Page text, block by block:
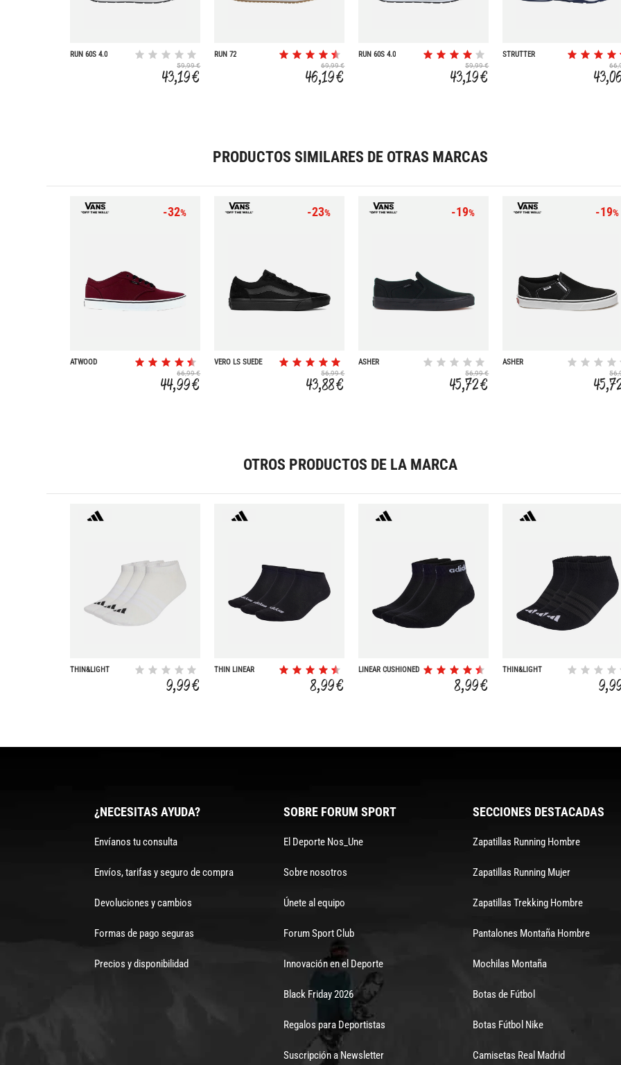
RUN 60S 4.0
59,99 €
43,19 €
RUN 72
69,99 €
46,19 €
RUN 60S 4.0
59,99 €
43,19 €
STRUTTER
PRODUCTOS SIMILARES DE OTRAS MARCAS
-32%
ATWOOD
66,99 €
44,99 €
-23%
VERO LS SUEDE
56,99 €
43,88 €
-19%
ASHER
56,99 €
45,72 €
-19%
ASHER
OTROS PRODUCTOS DE LA MARCA
THIN&LIGHT
9,99 €
THIN LINEAR
8,99 €
LINEAR CUSHIONED
8,99 €
THIN&LIGHT
¿NECESITAS AYUDA?
Envíanos tu consulta
Envíos, tarifas y seguro de compra
Devoluciones y cambios
Formas de pago seguras
Precios y disponibilidad
SOBRE FORUM SPORT
El Deporte Nos_Une
Sobre nosotros
Únete al equipo
Forum Sport Club
Innovación en el Deporte
Black Friday 2026
Regalos para Deportistas
Suscripción a Newsletter
SECCIONES DESTACADAS
Zapatillas Running Hombre
Zapatillas Running Mujer
Zapatillas Trekking Hombre
Pantalones Montaña Hombre
Mochilas Montaña
Botas de Fútbol
Botas Fútbol Nike
Camisetas Real Madrid